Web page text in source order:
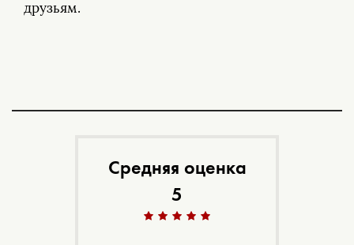
друзьям.
Средняя оценка
5